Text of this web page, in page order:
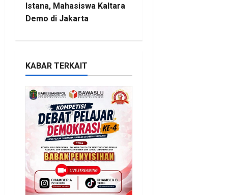
t
v
a
t
i
Istana, Mahasiswa Kaltara
Demo di Jakarta
KABAR TERKAIT